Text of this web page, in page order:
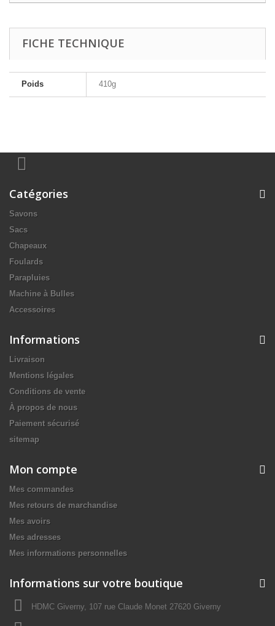
FICHE TECHNIQUE
Poids 410g
Catégories
Savons
Sacs
Chapeaux
Foulards
Parapluies
Machine à Bulles
Accessoires
Informations
Livraison
Mentions légales
Conditions de vente
À propos de nous
Paiement sécurisé
sitemap
Mon compte
Mes commandes
Mes retours de marchandise
Mes avoirs
Mes adresses
Mes informations personnelles
Informations sur votre boutique
HDMC Giverny, 107 rue Claude Monet 27620 Giverny